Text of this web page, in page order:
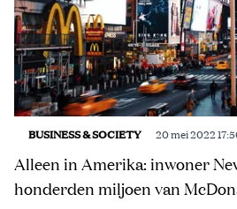
BUSINESS & SOCIETY 20 mei 2022
Alleen in Amerika: inwoner
honderden miljoen van